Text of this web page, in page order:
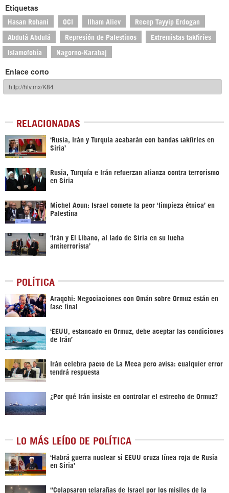
Etiquetas
Hasan Rohani OCI Ilham Aliev Recep Tayyip Erdogan
Abdulá Abdulá Represión de Palestinos Extremistas takfiríes
Islamofobia Nagorno-Karabaj
Enlace corto
RELACIONADAS
‘Rusia, Irán y Turquía acabarán con bandas takfiríes en
Siria’
Rusia, Turquía e Irán refuerzan alianza contra terrorismo
en Siria
Michel Aoun: Israel comete la peor ‘limpieza étnica’ en
Palestina
‘Irán y El Líbano, al lado de Siria en su lucha
antiterrorista’
POLÍTICA
Araqchi: Negociaciones con Omán sobre Ormuz están en
fase final
‘EEUU, estancado en Ormuz, debe aceptar las condiciones
de Irán’
Irán celebra pacto de La Meca pero avisa: cualquier error
tendrá respuesta
¿Por qué Irán insiste en controlar el estrecho de Ormuz?
LO MÁS LEÍDO DE POLÍTICA
‎‘Habrá guerra nuclear si EEUU cruza línea roja de Rusia
en Siria’‎
“Colapsaron telarañas de Israel por los misiles de la